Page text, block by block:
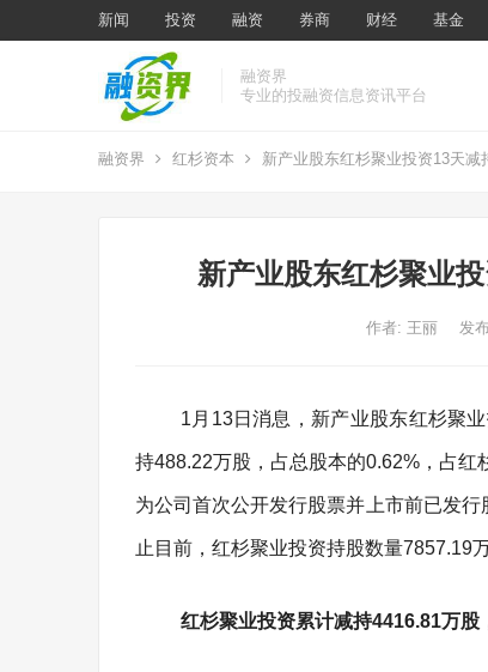
新闻 投资 融资 券商 财经 基金
融资界
专业的投融资信息资讯平台
融资界 红杉资本 新产业股东红杉聚业投资13天减
新产业股东红杉聚业
作者: 王丽 发
1月13日消息，新产业股东红杉聚
持488.22万股，占总股本的0.62%，占
为公司首次公开发行股票并上市前已发
止目前，红杉聚业投资持股数量7857.19
红杉聚业投资累计减持4416.81万股